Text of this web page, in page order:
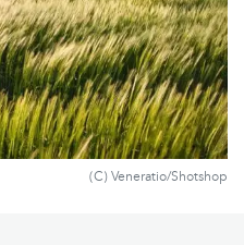
(C) Veneratio/Shotshop